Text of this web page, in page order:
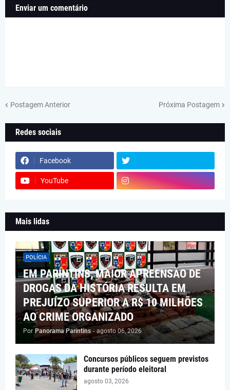
Enviar um comentário
Postagem Anterior Próxima Postagem
Redes sociais
Facebook
YouTube
Mais lidas
POLÍCIA
EM PARINTINS, MAIOR APREENSÃO DE
DROGAS DA HISTÓRIA RESULTA EM
PREJUÍZO SUPERIOR A R$ 10 MILHÕES
AO CRIME ORGANIZADO
Por Panorama Parintins - agosto 06, 2026
Concursos públicos seguem previstos
durante período eleitoral
agosto 03, 2026